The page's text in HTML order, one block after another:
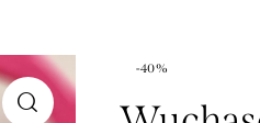
-40%